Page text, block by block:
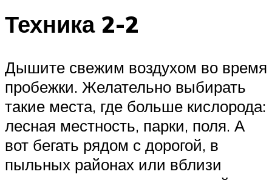
Техника 2-2
Дышите свежим воздухом во время
пробежки. Желательно выбирать
такие места, где больше кислорода:
лесная местность, парки, поля. А
вот бегать рядом с дорогой, в
пыльных районах или вблизи